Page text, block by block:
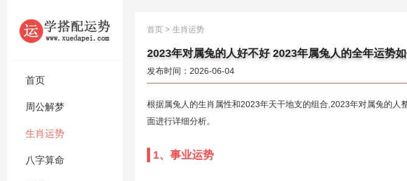
首页
周公解梦
生肖运势
八字算命
首页 > 生肖运势
2023年对属兔的人好不好 2023年属兔人的全年运势
发布时间：2026-06-04
根据属兔人的生肖属性和2023年天干地支的组合,2023年对属兔的人
面进行详细分析。
1、事业运势